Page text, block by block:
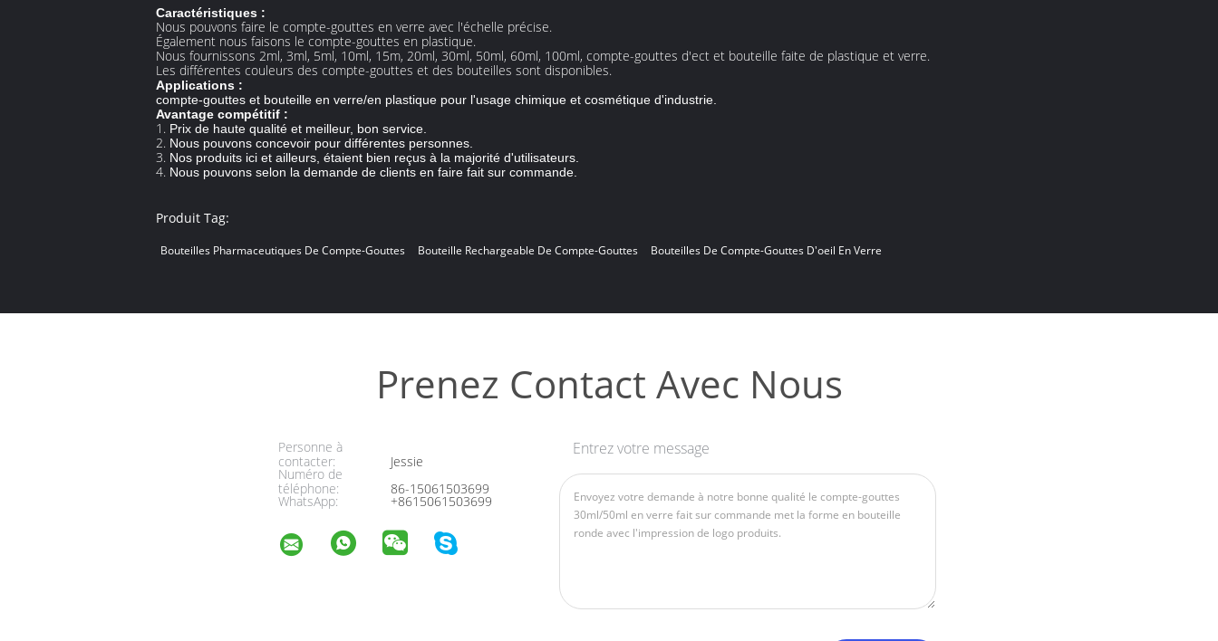
Caractéristiques :
Nous pouvons faire le compte-gouttes en verre avec l'échelle précise.
Également nous faisons le compte-gouttes en plastique.
Nous fournissons 2ml, 3ml, 5ml, 10ml, 15m, 20ml, 30ml, 50ml, 60ml, 100ml, compte-gouttes d'ect et bouteille faite de plastique et verre.
Les différentes couleurs des compte-gouttes et des bouteilles sont disponibles.
Applications :
compte-gouttes et bouteille en verre/en plastique pour l'usage chimique et cosmétique d'industrie.
Avantage compétitif :
1. Prix de haute qualité et meilleur, bon service.
2. Nous pouvons concevoir pour différentes personnes.
3. Nos produits ici et ailleurs, étaient bien reçus à la majorité d'utilisateurs.
4. Nous pouvons selon la demande de clients en faire fait sur commande.
Produit Tag:
Bouteilles Pharmaceutiques De Compte-Gouttes Bouteille Rechargeable De Compte-Gouttes Bouteilles De Compte-Gouttes D'oeil En Verre
Prenez Contact Avec Nous
Personne à
contacter:
Jessie
Numéro de
téléphone:
86-15061503699
WhatsApp: +8615061503699
Entrez votre message